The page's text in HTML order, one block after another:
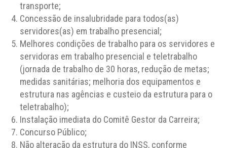
transporte;
Concessão de insalubridade para todos(as)
servidores(as) em trabalho presencial;
Melhores condições de trabalho para os servidores e
servidoras em trabalho presencial e teletrabalho
(jornada de trabalho de 30 horas, redução de metas;
medidas sanitárias; melhoria dos equipamentos e
estrutura nas agências e custeio da estrutura para o
teletrabalho);
Instalação imediata do Comitê Gestor da Carreira;
Concurso Público;
Não alteração da estrutura do INSS, conforme